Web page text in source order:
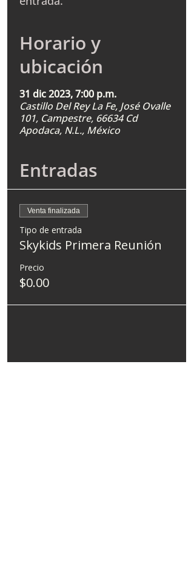
Horario y
ubicación
31 dic 2023, 7:00 p.m.
Castillo Del Rey La Fe, José Ovalle
101, Campestre, 66634 Cd
Apodaca, N.L., México
Entradas
Venta finalizada
Tipo de entrada
Skykids Primera Reunión
Precio
$0.00